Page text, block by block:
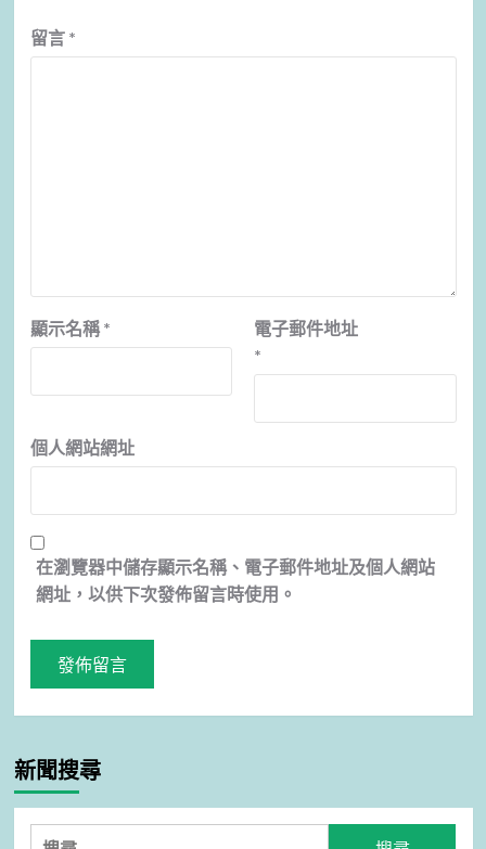
留言 *
顯示名稱 *
電子郵件地址
*
個人網站網址
在瀏覽器中儲存顯示名稱、電子郵件地址及個人網站
網址，以供下次發佈留言時使用。
新聞搜尋
搜